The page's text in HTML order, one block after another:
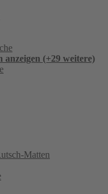
(+29 weitere)
Matten